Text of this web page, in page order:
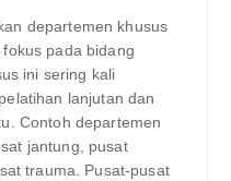
departemen khusus
pada bidang
ini sering kali
lanjutan dan
Contoh departemen
jantung, pusat
trauma. Pusat-pusat